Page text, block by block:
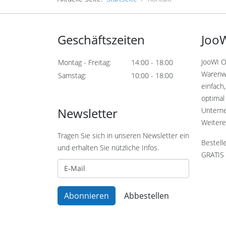
Geschäftszeiten
Montag - Freitag:
14:00 - 18:00
Samstag:
10:00 - 18:00
Newsletter
Tragen Sie sich in unseren Newsletter ein
und erhalten Sie nützliche Infos.
JooWI